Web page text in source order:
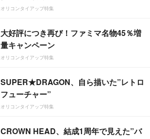
オリコンタイアップ特集
大好評につき再び！ファミマ名物45％増
量キャンペーン
オリコンタイアップ特集
SUPER★DRAGON、自ら描いた”レトロ
フューチャー”
オリコンタイアップ特集
CROWN HEAD、結成1周年で見えた”バ